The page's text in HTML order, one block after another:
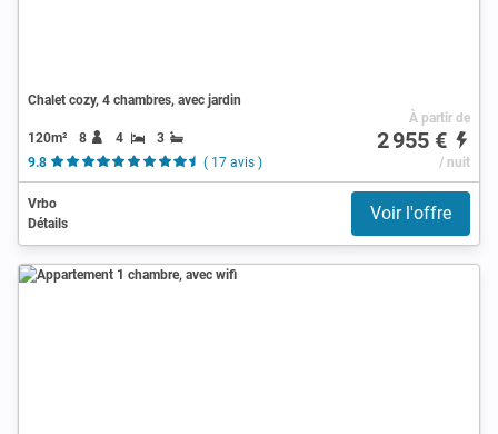
Chalet cozy, 4 chambres, avec jardin
120m² 8 4
3
9.8
( 17 avis )
À partir de
2 955 €
/ nuit
Vrbo
Détails
Voir l'offre